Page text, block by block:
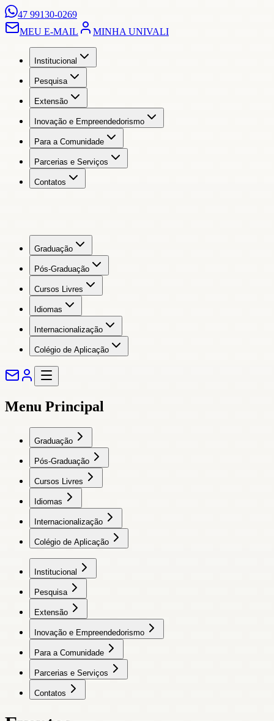
47 99130-0269
MEU E-MAIL
MINHA UNIVALI
Institucional
Pesquisa
Extensão
Inovação e Empreendedorismo
Para a Comunidade
Parcerias e Serviços
Contatos
Graduação
Pós-Graduação
Cursos Livres
Idiomas
Internacionalização
Colégio de Aplicação
Menu Principal
Graduação
Pós-Graduação
Cursos Livres
Idiomas
Internacionalização
Colégio de Aplicação
Institucional
Pesquisa
Extensão
Inovação e Empreendedorismo
Para a Comunidade
Parcerias e Serviços
Contatos